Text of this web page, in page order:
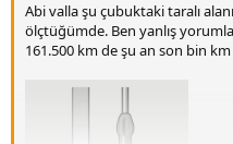
Abi valla şu çubuktaki taralı
ölçtüğümde. Ben yanlış
161.500 km de şu an son bin km